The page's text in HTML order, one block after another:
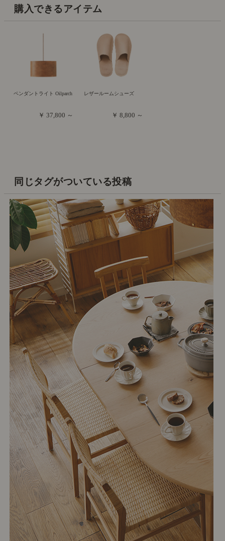
購入できるアイテム
ペンダントライト Oilparch
￥ 37,800 ～
レザールームシューズ
￥ 8,800 ～
同じタグがついている投稿